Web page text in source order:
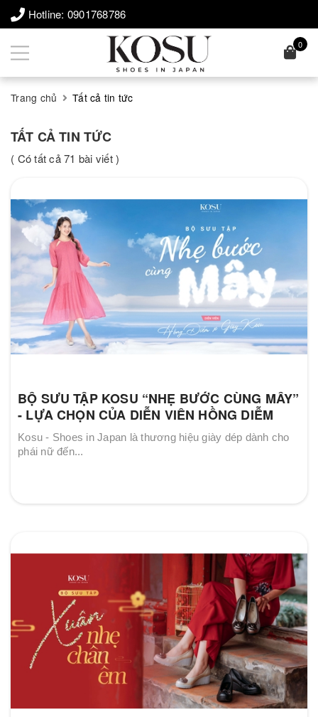
Hotline: 0901768786
0
Trang chủ Tất cả tin tức
TẤT CẢ TIN TỨC
( Có tất cả 71 bài viết )
BỘ SƯU TẬP KOSU “NHẸ BƯỚC CÙNG MÂY”
- LỰA CHỌN CỦA DIỄN VIÊN HỒNG DIỄM
Kosu - Shoes in Japan là thương hiệu giày dép dành cho
phái nữ đến...